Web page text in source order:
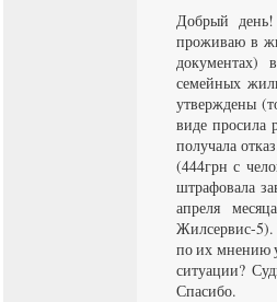
Добрый
проживаю в
документах)
семейных
утверждены
виде просила
получала
(444грн с
штрафовала
апреля
Жилсервис-5).
по их мнению
ситуации?
Спасибо.